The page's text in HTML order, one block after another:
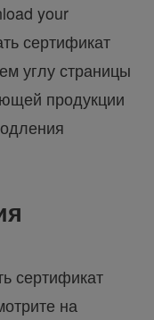
your
сертификат
углу страницы
продукции
сертификат
на